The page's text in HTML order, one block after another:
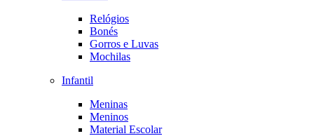
Relógios
Bonés
Gorros e Luvas
Mochilas
Infantil
Meninas
Meninos
Material Escolar